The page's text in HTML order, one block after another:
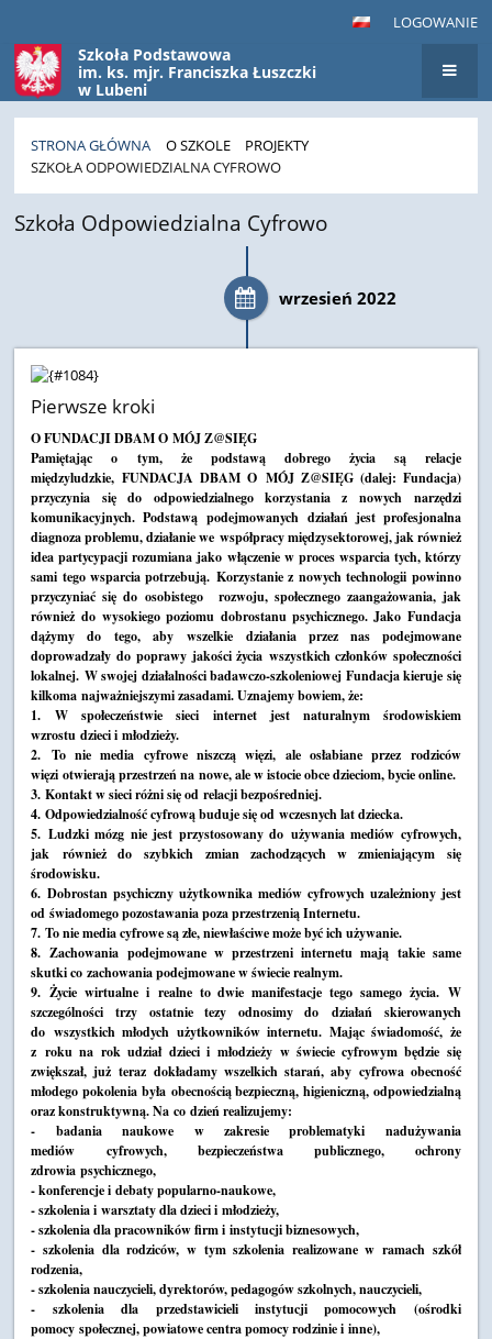
LOGOWANIE
Szkoła Podstawowa
im. ks. mjr. Franciszka Łuszczki
w Lubeni
STRONA GŁÓWNA O SZKOLE
PROJEKTY
SZKOŁA ODPOWIEDZIALNA CYFROWO
Szkoła
Szkoła Odpowiedzialna Cyfrowo
wrzesień 2022
Pierwsze kroki
O FUNDACJI DBAM O MÓJ Z@SIĘG
Pamiętając o tym, że podstawą dobrego życia są relacje
międzyludzkie, FUNDACJA DBAM O MÓJ Z@SIĘG (dalej: Fundacja)
przyczynia się do odpowiedzialnego korzystania z nowych narzędzi
komunikacyjnych. Podstawą podejmowanych działań jest profesjonalna
diagnoza problemu, działanie we współpracy międzysektorowej, jak również
idea partycypacji rozumiana jako włączenie w proces wsparcia tych, którzy
sami tego wsparcia potrzebują. Korzystanie z nowych technologii powinno
przyczyniać się do osobistego rozwoju, społecznego zaangażowania, jak
również do wysokiego poziomu dobrostanu psychicznego. Jako Fundacja
dążymy do tego, aby wszelkie działania przez nas podejmowane
doprowadzały do poprawy jakości życia wszystkich członków społeczności
lokalnej. W swojej działalności badawczo-szkoleniowej Fundacja kieruje się
kilkoma najważniejszymi zasadami. Uznajemy bowiem, że:
1. W społeczeństwie sieci internet jest naturalnym środowiskiem
wzrostu dzieci i młodzieży.
2. To nie media cyfrowe niszczą więzi, ale osłabiane przez rodziców
więzi otwierają przestrzeń na nowe, ale w istocie obce dzieciom, bycie online.
3. Kontakt w sieci różni się od relacji bezpośredniej.
4. Odpowiedzialność cyfrową buduje się od wczesnych lat dziecka.
5. Ludzki mózg nie jest przystosowany do używania mediów cyfrowych,
jak również do szybkich zmian zachodzących w zmieniającym się
środowisku.
6. Dobrostan psychiczny użytkownika mediów cyfrowych uzależniony jest
od świadomego pozostawania poza przestrzenią Internetu.
7. To nie media cyfrowe są złe, niewłaściwe może być ich używanie.
8. Zachowania podejmowane w przestrzeni internetu mają takie same
skutki co zachowania podejmowane w świecie realnym.
9. Życie wirtualne i realne to dwie manifestacje tego samego życia. W
szczególności trzy ostatnie tezy odnosimy do działań skierowanych
do wszystkich młodych użytkowników internetu. Mając świadomość, że
z roku na rok udział dzieci i młodzieży w świecie cyfrowym będzie się
zwiększał, już teraz dokładamy wszelkich starań, aby cyfrowa obecność
młodego pokolenia była obecnością bezpieczną, higieniczną, odpowiedzialną
oraz konstruktywną. Na co dzień realizujemy:
- badania naukowe w zakresie problematyki nadużywania
mediów cyfrowych, bezpieczeństwa publicznego, ochrony
zdrowia psychicznego,
- konferencje i debaty popularno-naukowe,
- szkolenia i warsztaty dla dzieci i młodzieży,
- szkolenia dla pracowników firm i instytucji biznesowych,
- szkolenia dla rodziców, w tym szkolenia realizowane w ramach szkół
rodzenia,
- szkolenia nauczycieli, dyrektorów, pedagogów szkolnych, nauczycieli,
- szkolenia dla przedstawicieli instytucji pomocowych (ośrodki
pomocy społecznej, powiatowe centra pomocy rodzinie i inne),